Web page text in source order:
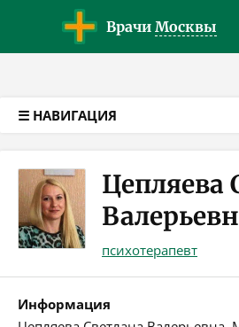
Врачи Москвы
☰ НАВИГАЦИЯ
Цепляева
психотерапевт
Информация